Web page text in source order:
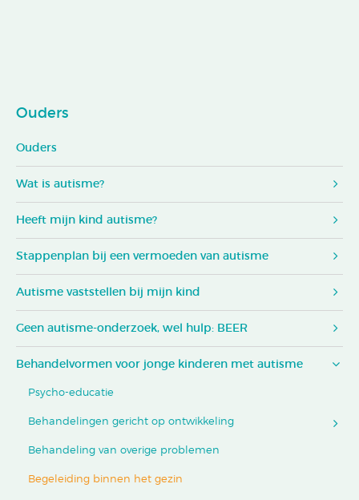
Ouders
Ouders
Wat is autisme?
Heeft mijn kind autisme?
Stappenplan bij een vermoeden van autisme
Autisme vaststellen bij mijn kind
Geen autisme-onderzoek, wel hulp: BEER
Behandelvormen voor jonge kinderen met autisme
Psycho-educatie
Behandelingen gericht op ontwikkeling
Behandeling van overige problemen
Begeleiding binnen het gezin